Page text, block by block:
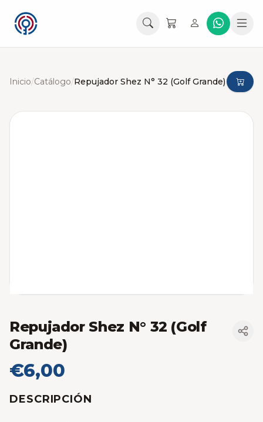
Inicio/Catálogo/Repujador Shez N° 32 (Golf Grande)
Repujador Shez N° 32 (Golf
Grande)
€6,00
DESCRIPCIÓN